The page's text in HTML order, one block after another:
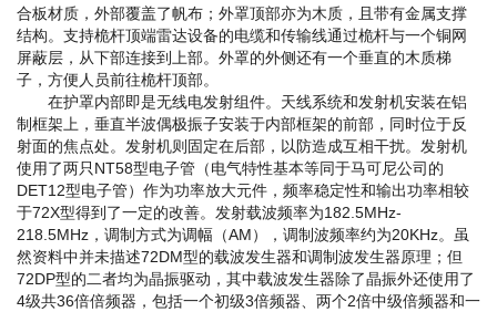
合板材质，外部覆盖了帆布；外罩顶部亦为木质，且带有金属支撑
结构。支持桅杆顶端雷达设备的电缆和传输线通过桅杆与一个铜网
屏蔽层，从下部连接到上部。外罩的外侧还有一个垂直的木质梯
子，方便人员前往桅杆顶部。
在护罩内部即是无线电发射组件。天线系统和发射机安装在铝
制框架上，垂直半波偶极振子安装于内部框架的前部，同时位于反
射面的焦点处。发射机则固定在后部，以防造成互相干扰。发射机
使用了两只NT58型电子管（电气特性基本等同于马可尼公司的
DET12型电子管）作为功率放大元件，频率稳定性和输出功率相较
于72X型得到了一定的改善。发射载波频率为182.5MHz-
218.5MHz，调制方式为调幅（AM），调制波频率约为20KHz。虽
然资料中并未描述72DM型的载波发生器和调制波发生器原理；但
72DP型的二者均为晶振驱动，其中载波发生器除了晶振外还使用了
4级共36倍倍频器，包括一个初级3倍频器、两个2倍中级倍频器和一